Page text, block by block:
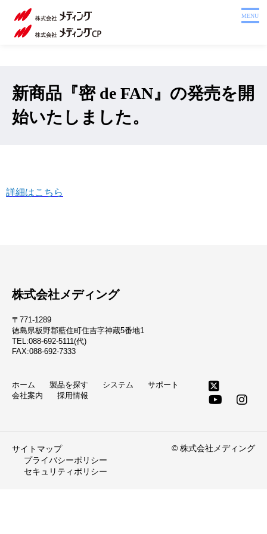
MENU
ホーム
製品を探す
サポート
会社案内
新商品『密 de FAN』の発売を開
始いたしました。
詳細はこちら
株式会社メディング
〒771-1289
徳島県板野郡藍住町住吉字神蔵5番地1
TEL:088-692-5111(代)
FAX:088-692-7333
ホーム 製品を探す システム
サポート
会社案内
採用情報
サイトマップ
プライバシーポリシー
セキュリティポリシー
© 株式会社メディング